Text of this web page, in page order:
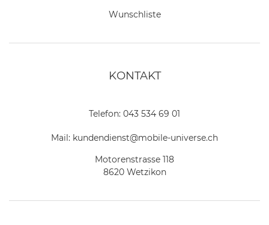
Wunschliste
KONTAKT
Telefon: 043 534 69 01
Mail: kundendienst@mobile-universe.ch
Motorenstrasse 118
8620 Wetzikon